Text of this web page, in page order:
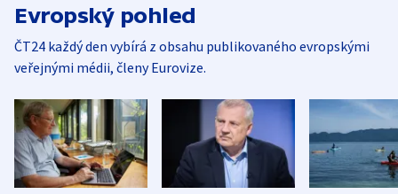
Evropský pohled
ČT24 každý den vybírá z obsahu publikovaného evropskými
veřejnými médii, členy Eurovize.